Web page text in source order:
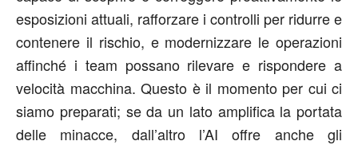
esposizioni attuali, rafforzare i controlli per ridurre e
contenere il rischio, e modernizzare le operazioni
affinché i team possano rilevare e rispondere a
velocità macchina. Questo è il momento per cui ci
siamo preparati; se da un lato amplifica la portata
delle minacce, dall’altro l’AIoffre anchegli